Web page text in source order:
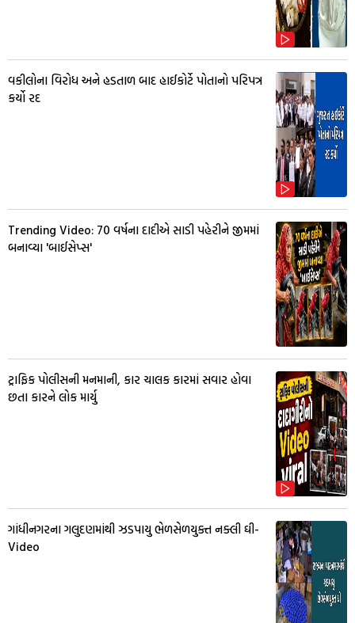
વકીલોના વિરોધ અને હડતાળ બાદ હાઈકોર્ટે પોતાનો પરિપત્ર
કર્યો રદ
Trending Video: 70 વર્ષના દાદીએ સાડી પહેરીને જીમમાં
બનાવ્યા 'બાઈસેપ્સ'
ટ્રાફિક પોલીસની મનમાની, કાર ચાલક કારમાં સવાર હોવા
છતા કારને લોક માર્યુ
ગાંધીનગરના ગલુદણમાંથી ઝડપાયુ ભેળસેળયુક્ત નક્લી ઘી-
Video